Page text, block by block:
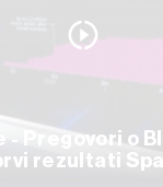
- Pregovori o
rezultati